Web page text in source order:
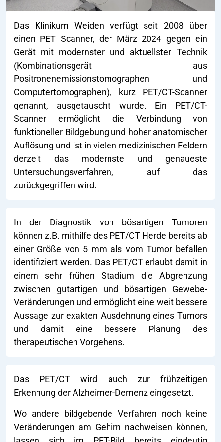
Das Klinikum Weiden verfügt seit 2008 über
einen PET Scanner, der März 2024 gegen ein
Gerät mit modernster und aktuellster Technik
(Kombinationsgerät aus
Positronenemissionstomographen und
Computertomographen), kurz PET/CT-Scanner
genannt, ausgetauscht wurde. Ein PET/CT-
Scanner ermöglicht die Verbindung von
funktioneller Bildgebung und hoher anatomischer
Auflösung und ist in vielen medizinischen Feldern
derzeit das modernste und genaueste
Untersuchungsverfahren, auf das
zurückgegriffen wird.
In der Diagnostik von bösartigen Tumoren
können z.B. mithilfe des PET/CT Herde bereits ab
einer Größe von 5 mm als vom Tumor befallen
identifiziert werden. Das PET/CT erlaubt damit in
einem sehr frühen Stadium die Abgrenzung
zwischen gutartigen und bösartigen Gewebe-
Veränderungen und ermöglicht eine weit bessere
Aussage zur exakten Ausdehnung eines Tumors
und damit eine bessere Planung des
therapeutischen Vorgehens.
Das PET/CT wird auch zur frühzeitigen
Erkennung der Alzheimer-Demenz eingesetzt.
Wo andere bildgebende Verfahren noch keine
Veränderungen am Gehirn nachweisen können,